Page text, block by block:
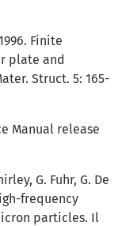
Finite
plate and
Struct. 5: 165-
Manual release
G. Fuhr, G. De
frequency
particles. Il